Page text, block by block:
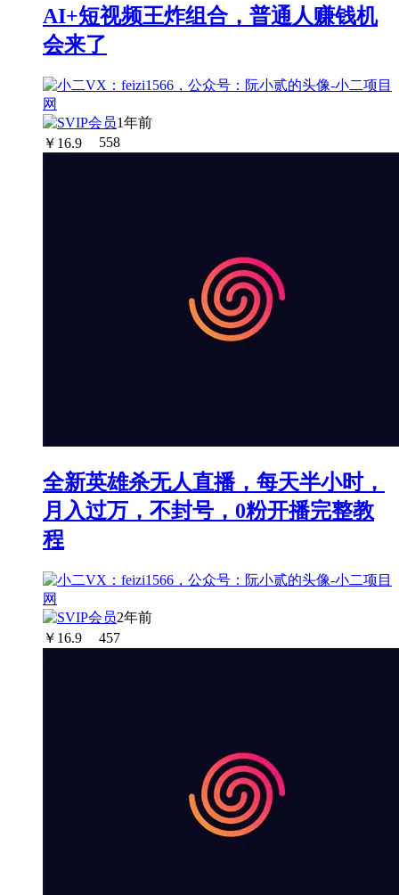
AI+短视频王炸组合，普通人赚钱机
会来了
1年前
￥ 16.9 558
全新英雄杀无人直播，每天半小时，
月入过万，不封号，0粉开播完整教
程
2年前
￥ 16.9 457